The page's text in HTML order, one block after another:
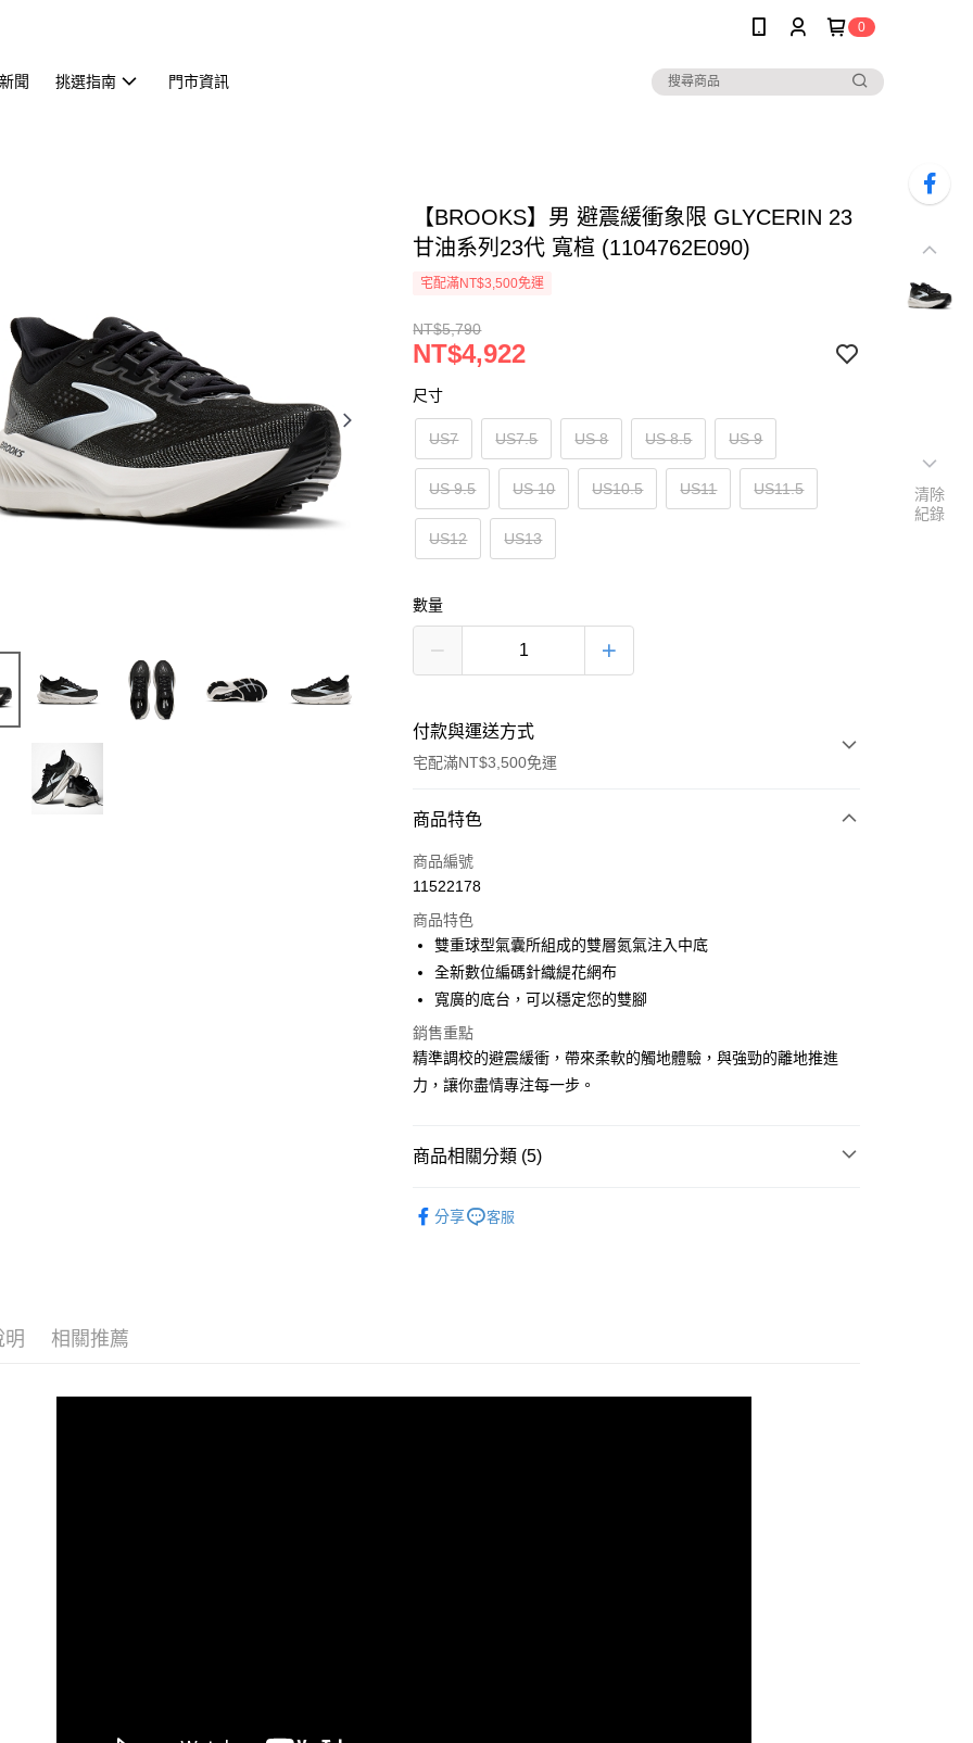
0
聞 挑選指南 門市資訊
【BROOKS】男 避震緩衝象限 GLYCERIN 23
甘油系列23代 寬楦 (1104762E090)
宅配滿NT$3,500免運
NT$5,790
NT$4,922
尺寸
US7 US7.5 US 8 US 8.5 US 9
US 9.5 US 10 US10.5 US11 US11.5
US12 US13
數量
付款與運送方式
宅配滿NT$3,500免運
付款方式
信用卡一次付款
運送方式
宅配
每筆NT$100，滿NT$3,500(含以上)免運費
商品特色
商品編號
11522178
商品特色
雙重球型氣囊所組成的雙層氮氣注入中底
全新數位編碼針織緹花網布
寬廣的底台，可以穩定您的雙腳
銷售重點
精準調校的避震緩衝，帶來柔軟的觸地體驗，與強勁的離地推進
力，讓你盡情專注每一步。
商品相關分類 (5)
分享 客服
明 相關推薦
清除
紀錄